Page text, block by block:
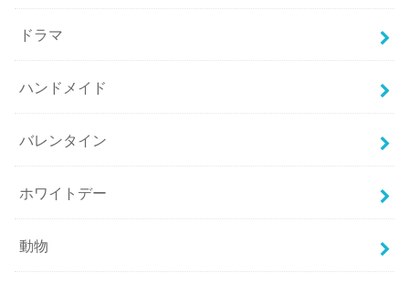
ドラマ
ハンドメイド
バレンタイン
ホワイトデー
動物